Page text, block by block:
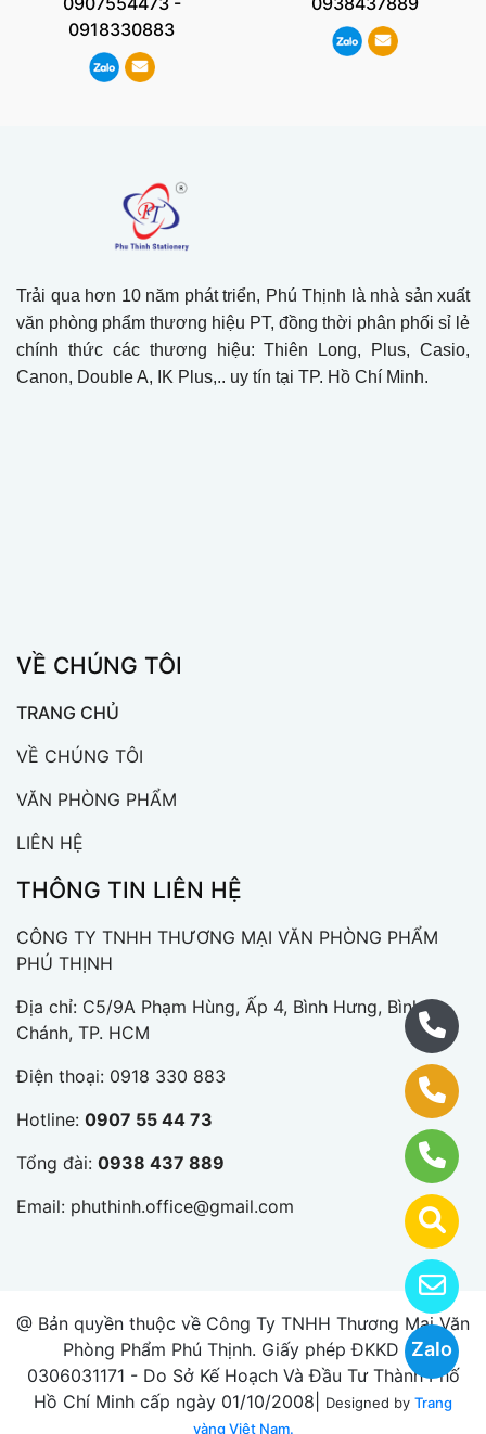
Zalo
0918330883
Trải qua hơn 10 năm phát triển, Phú Thịnh là nhà sản xuất
văn phòng phẩm thương hiệu PT, đồng thời phân phối sỉ lẻ
chính thức các thương hiệu: Thiên Long, Plus, Casio,
Canon, Double A, IK Plus,.. uy tín tại TP. Hồ Chí Minh.
VỀ CHÚNG TÔI
TRANG CHỦ
VỀ CHÚNG TÔI
VĂN PHÒNG PHẨM
LIÊN HỆ
THÔNG TIN LIÊN HỆ
CÔNG TY TNHH THƯƠNG MẠI VĂN PHÒNG PHẨM
PHÚ THỊNH
Địa chỉ: C5/9A Phạm Hùng, Ấp 4, Bình Hưng, Bình
Chánh, TP. HCM
Điện thoại: 0918 330 883
Hotline: 0907 55 44 73
Tổng đài: 0938 437 889
Email: phuthinh.office@gmail.com
@ Bản quyền thuộc về Công Ty TNHH Thương Mại Văn
Phòng Phẩm Phú Thịnh. Giấy phép ĐKKD số
0306031171 - Do Sở Kế Hoạch Và Đầu Tư Thành Phố
Hồ Chí Minh cấp ngày 01/10/2008|
Designed by Trang
vàng Việt Nam.